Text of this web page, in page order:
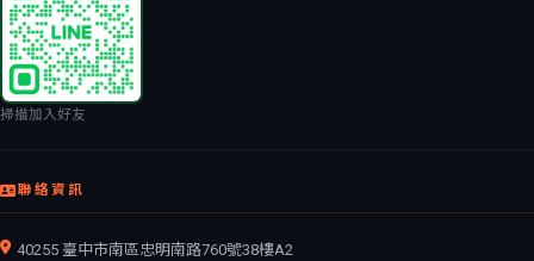
掃描加入好友
聯絡資訊
40255 臺中市南區忠明南路760號38樓A2